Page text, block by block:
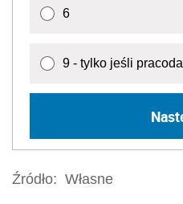
6
9 - tylko jeśli
Źródło: Własne